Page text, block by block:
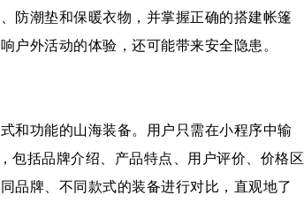
防潮垫和保暖衣物，并掌握正确的搭建帐篷
户外活动的体验，还可能带来安全隐患。
和功能的山海装备。用户只需在小程序中输
包括品牌介绍、产品特点、用户评价、价格区
品牌、不同款式的装备进行对比，直观地了